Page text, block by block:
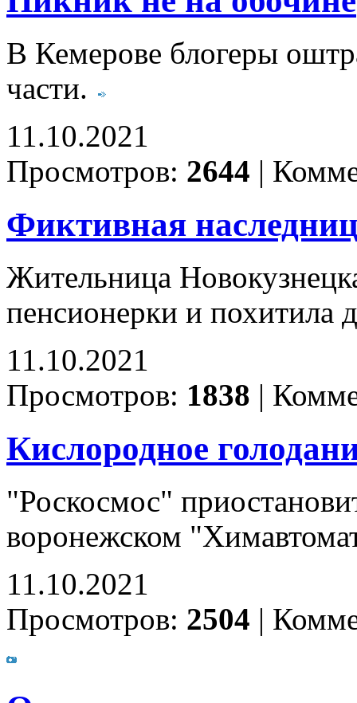
В Кемерове блогеры
части.
11.10.2021
Просмотров: 2644 |
Фиктивная
Жительница
пенсионерки и похитила
11.10.2021
Просмотров: 1838 |
Кислородное
"Роскосмос"
воронежском
11.10.2021
Просмотров: 2504 |